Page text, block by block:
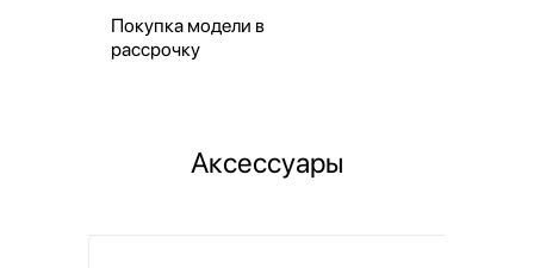
Покупка модели в
рассрочку
Аксессуары